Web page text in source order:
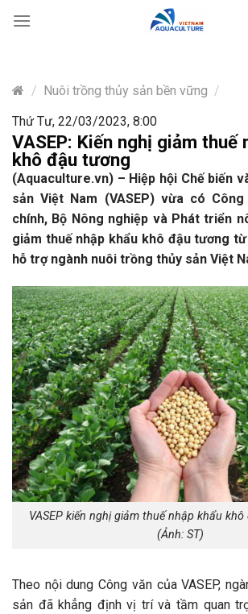
content
/ Nuôi trồng thủy sản bền vững /
Thứ Tư, 22/03/2023, 8:00
VASEP: Kiến nghị giảm thuế
khô đậu tương
(Aquaculture.vn) – Hiệp hội Chế biến
sản Việt Nam (VASEP) vừa có
chính, Bộ Nông nghiệp và Phát triển
giảm thuế nhập khẩu khô đậu tương từ
hỗ trợ ngành nuôi trồng thủy sản Việt
VASEP kiến nghị giảm thuế nhập khẩu
(Ảnh: ST)
Theo nội dung Công văn của VASEP,
sản đã khẳng định vị trí và tầm quan